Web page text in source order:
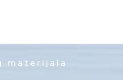
materijala